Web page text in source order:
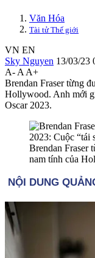
Văn Hóa
Tài tử Thế giới
VN EN
Sky Nguyen 13/03/23
A- A A+
Brendan Fraser từng
Hollywood. Anh mới
Oscar 2023.
Brendan Fraser
nam tính của